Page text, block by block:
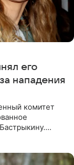
его
нападения
комитет